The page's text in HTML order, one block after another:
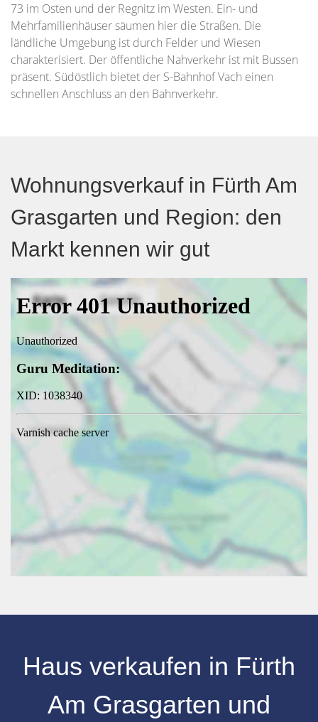
73 im Osten und der Regnitz im Westen. Ein- und
Mehrfamilienhäuser säumen hier die Straßen. Die
ländliche Umgebung ist durch Felder und Wiesen
charakterisiert. Der öffentliche Nahverkehr ist mit Bussen
präsent. Südöstlich bietet der S-Bahnhof Vach einen
schnellen Anschluss an den Bahnverkehr.
Wohnungsverkauf in Fürth Am
Grasgarten und Region: den
Markt kennen wir gut
Haus verkaufen in Fürth
Am Grasgarten und